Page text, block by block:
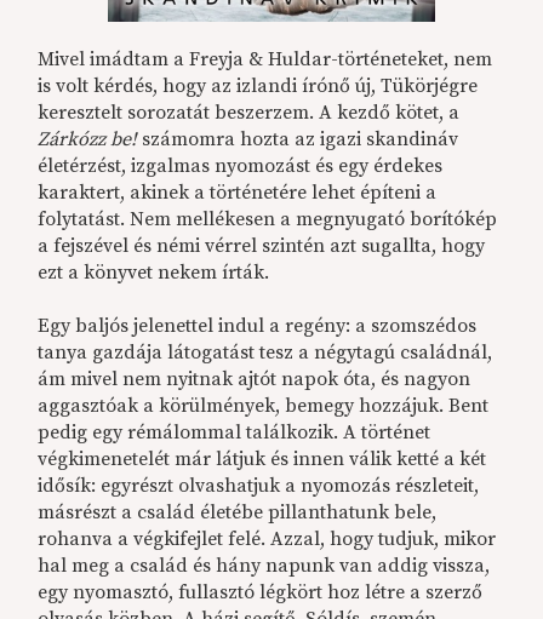
Mivel imádtam a Freyja & Huldar-történeteket, nem
is volt kérdés, hogy az izlandi írónő új, Tükörjégre
keresztelt sorozatát beszerzem. A kezdő kötet, a
Zárkózz be!számomra hozta az igazi skandináv
életérzést, izgalmas nyomozást és egy érdekes
karaktert, akinek a történetére lehet építeni a
folytatást. Nem mellékesen a megnyugató borítókép
a fejszével és némi vérrel szintén azt sugallta, hogy
ezt a könyvet nekem írták.
Egy baljós jelenettel indul a regény: a szomszédos
tanya gazdája látogatást tesz a négytagú családnál,
ám mivel nem nyitnak ajtót napok óta, és nagyon
aggasztóak a körülmények, bemegy hozzájuk. Bent
pedig egy rémálommal találkozik. A történet
végkimenetelét már látjuk és innen válik ketté a két
idősík: egyrészt olvashatjuk a nyomozás részleteit,
másrészt a család életébe pillanthatunk bele,
rohanva a végkifejlet felé. Azzal, hogy tudjuk, mikor
hal meg a család és hány napunk van addig vissza,
egy nyomasztó, fullasztó légkört hoz létre a szerző